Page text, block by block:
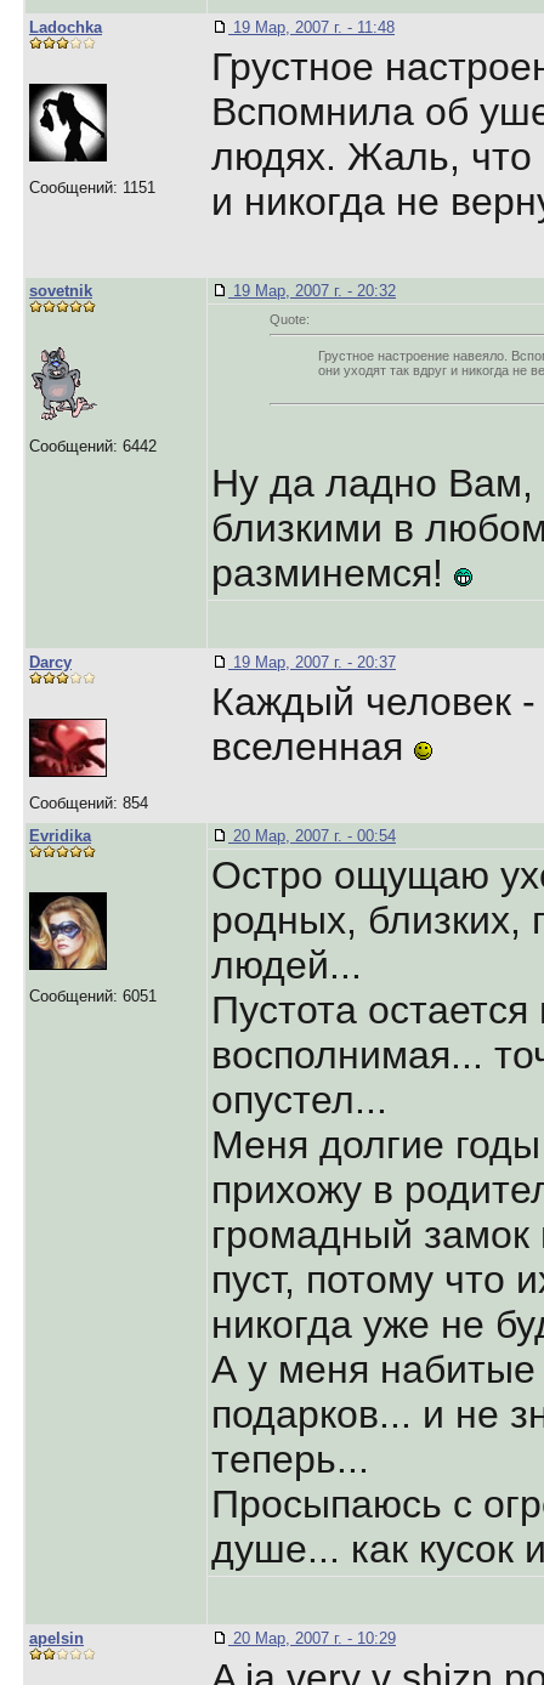
Ladochka
Сообщений: 1151
19 Мар, 2007 г. - 11:48
Грустное
Вспомнила об
людях. Жаль, что
и никогда не
sovetnik
Сообщений: 6442
19 Мар, 2007 г. - 20:32
Quote:
Грустное настроение навеяло.
они уходят так вдруг и никогда не
Ну да ладно
близкими в
разминемся!
Darcy
Сообщений: 854
19 Мар, 2007 г. - 20:37
Каждый человек
вселенная
Evridika
Сообщений: 6051
20 Мар, 2007 г. - 00:54
Остро ощущаю
родных, близких,
людей...
Пустота
восполнимая...
опустел...
Меня долгие
прихожу в
громадный
пуст, потому что
никогда уже не
А у меня набитые
подарков... и не
теперь...
Просыпаюсь с
душе... как кусок
apelsin 20 Мар, 2007 г. - 10:29